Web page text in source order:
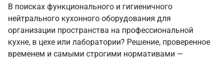
В поисках функционального и гигиеничного
нейтрального кухонного оборудования для
организации пространства на профессиональной
кухне, в цехе или лаборатории? Решение, проверенное
временем и самыми строгими нормативами —